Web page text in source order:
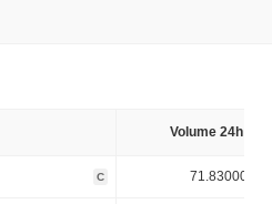
Volume 24h (%)
C 71.830000%